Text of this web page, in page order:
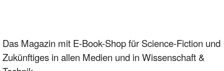
Das Magazin mit E-Book-Shop für Science-Fiction und
Zukünftiges in allen Medien und in Wissenschaft &